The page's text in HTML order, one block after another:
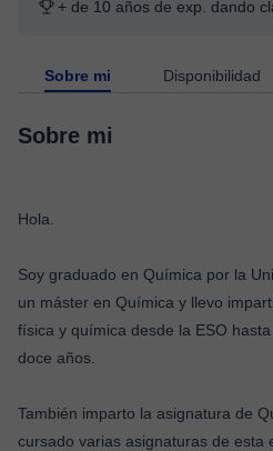
+ de 10 años de exp. dando
Sobre mi Disponibilidad
Sobre mi
Hola.
Soy graduado en Química por la
un máster en Química y llevo
física y química desde la ESO
doce años.
También imparto la asignatura de
cursado varias asignaturas de esta